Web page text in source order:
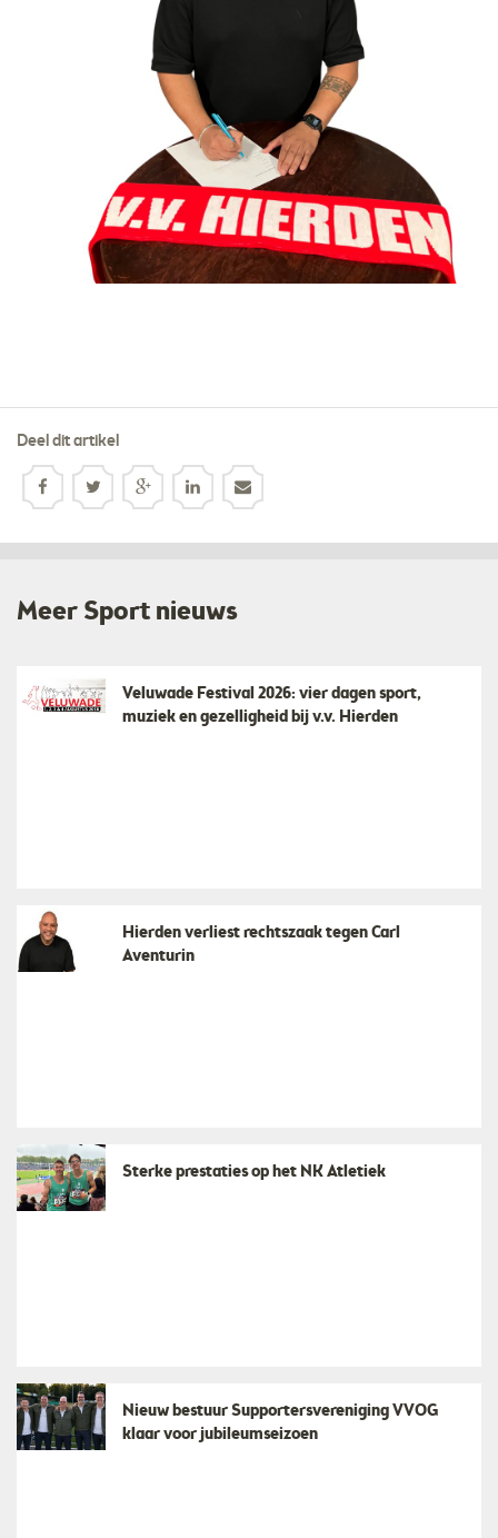
Deel dit artikel
Meer Sport nieuws
Veluwade Festival 2026: vier dagen sport,
muziek en gezelligheid bij v.v. Hierden
Hierden verliest rechtszaak tegen Carl
Aventurin
Sterke prestaties op het NK Atletiek
Nieuw bestuur Supportersvereniging VVOG
klaar voor jubileumseizoen